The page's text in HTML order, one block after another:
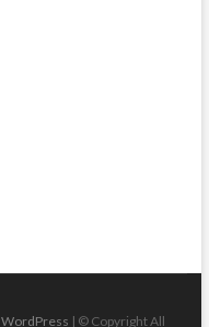
WordPress | © Copyright All